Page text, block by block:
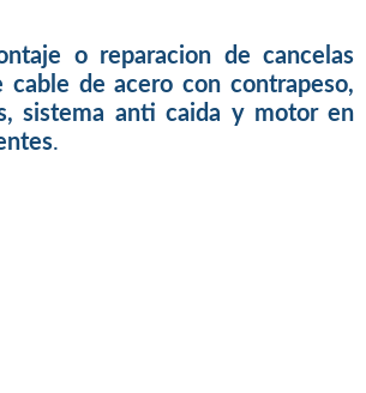
o reparacion de cancelas
cable de acero con contrapeso,
sistema anti caida y motor en
.